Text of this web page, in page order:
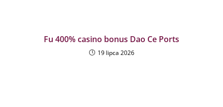
Fu 400% casino bonus Dao Ce Ports
19 lipca 2026